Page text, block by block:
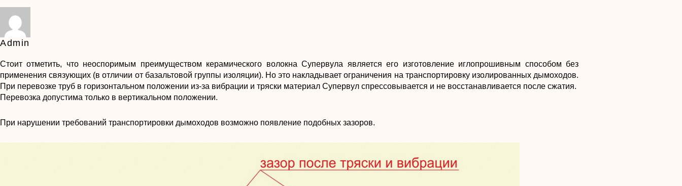
Admin
Стоит отметить, что неоспоримым преимуществом керамического волокна Супервула является его изготовление иглопрошивным способом без
применения связующих (в отличии от базальтовой группы изоляции). Но это накладывает ограничения на транспортировку изолированных дымоходов.
При перевозке труб в горизонтальном положении из-за вибрации и тряски материал Супервул спрессовывается и не восстанавливается после сжатия.
Перевозка допустима только в вертикальном положении.
При нарушении требований транспортировки дымоходов возможно появление подобных зазоров.